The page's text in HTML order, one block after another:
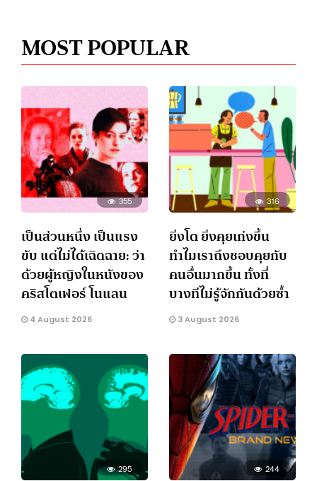
MOST POPULAR
355
เป็นส่วนหนึ่ง เป็นแรง
ขับ แต่ไม่ได้เฉิดฉาย: ว่า
ด้วยผู้หญิงในหนังของ
คริสโตเฟอร์ โนแลน
4 August 2026
316
ยิ่งโต ยิ่งคุยเก่งขึ้น
ทำไมเราถึงชอบคุยกับ
คนอื่นมากขึ้น ทั้งที่
บางทีไม่รู้จักกันด้วยซ้ำ
3 August 2026
295 244